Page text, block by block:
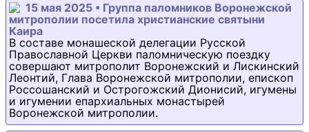
15 мая 2025 • Группа паломников Воронежской
митрополии посетила христианские святыни
Каира
В составе монашеской делегации Русской
Православной Церкви паломническую поездку
совершают митрополит Воронежский и Лискинский
Леонтий, Глава Воронежской митрополии, епископ
Россошанский и Острогожский Дионисий, игумены
и игумении епархиальных монастырей
Воронежской митрополии.